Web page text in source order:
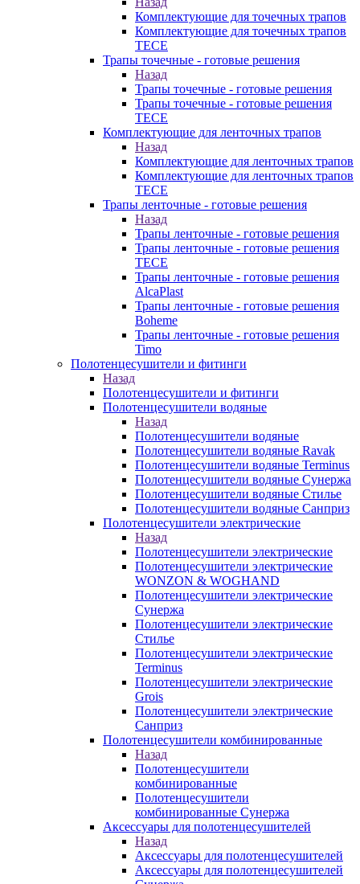
Комплектующие для точечных трапов
Комплектующие для точечных трапов
TECE
Трапы точечные - готовые решения
Назад
Трапы точечные - готовые решения
Трапы точечные - готовые решения
TECE
Комплектующие для ленточных трапов
Назад
Комплектующие для ленточных трапов
Комплектующие для ленточных трапов
TECE
Трапы ленточные - готовые решения
Назад
Трапы ленточные - готовые решения
Трапы ленточные - готовые решения
TECE
Трапы ленточные - готовые решения
AlcaPlast
Трапы ленточные - готовые решения
Boheme
Трапы ленточные - готовые решения
Timo
Полотенцесушители и фитинги
Назад
Полотенцесушители и фитинги
Полотенцесушители водяные
Назад
Полотенцесушители водяные
Полотенцесушители водяные Ravak
Полотенцесушители водяные Terminus
Полотенцесушители водяные Сунержа
Полотенцесушители водяные Стилье
Полотенцесушители водяные Санприз
Полотенцесушители электрические
Назад
Полотенцесушители электрические
Полотенцесушители электрические
WONZON & WOGHAND
Полотенцесушители электрические
Сунержа
Полотенцесушители электрические
Стилье
Полотенцесушители электрические
Terminus
Полотенцесушители электрические
Grois
Полотенцесушители электрические
Санприз
Полотенцесушители комбинированные
Назад
Полотенцесушители
комбинированные
Полотенцесушители
комбинированные Сунержа
Аксессуары для полотенцесушителей
Назад
Аксессуары для полотенцесушителей
Аксессуары для полотенцесушителей